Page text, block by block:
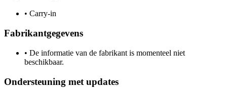
• Carry-in
Fabrikantgegevens
• De informatie van de fabrikant is momenteel niet
beschikbaar.
Ondersteuning met updates